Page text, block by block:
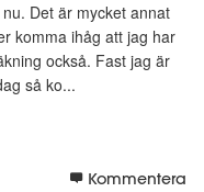
Det är mycket annat
komma ihåg att jag har
också. Fast jag är
så ko...
Kommentera